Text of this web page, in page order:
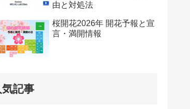
由と対処法
桜開花2026年 開花予報と宣
言・満開情報
気記事